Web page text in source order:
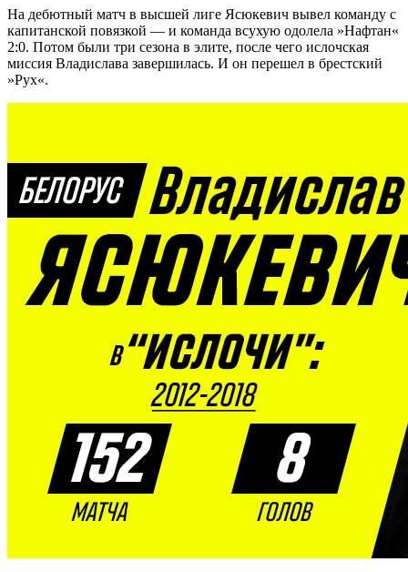
На дебютный матч в высшей лиге Ясюкевич вывел команду с
капитанской повязкой — и команда всухую одолела »Нафтан«
2:0. Потом были три сезона в элите, после чего ислочская
миссия Владислава завершилась. И он перешел в брестский
»Рух«.